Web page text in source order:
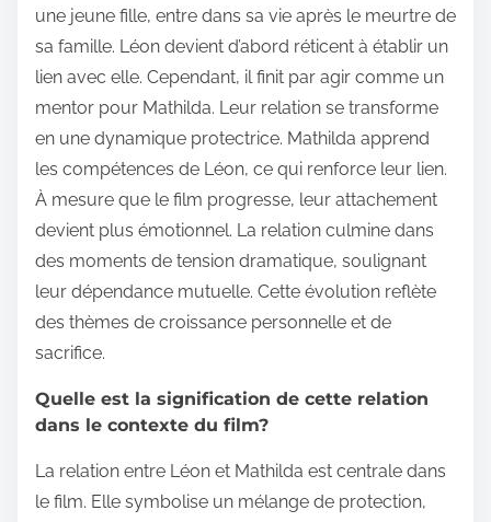
une jeune fille, entre dans sa vie après le meurtre de
sa famille. Léon devient d’abord réticent à établir un
lien avec elle. Cependant, il finit par agir comme un
mentor pour Mathilda. Leur relation se transforme
en une dynamique protectrice. Mathilda apprend
les compétences de Léon, ce qui renforce leur lien.
À mesure que le film progresse, leur attachement
devient plus émotionnel. La relation culmine dans
des moments de tension dramatique, soulignant
leur dépendance mutuelle. Cette évolution reflète
des thèmes de croissance personnelle et de
sacrifice.
Quelle est la signification de cette relation
dans le contexte du film?
La relation entre Léon et Mathilda est centrale dans
le film. Elle symbolise un mélange de protection,